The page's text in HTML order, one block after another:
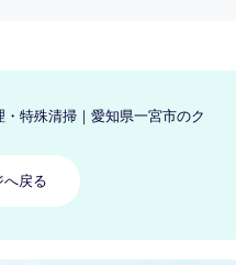
特殊清掃｜愛知県一宮市のクリ
へ戻る